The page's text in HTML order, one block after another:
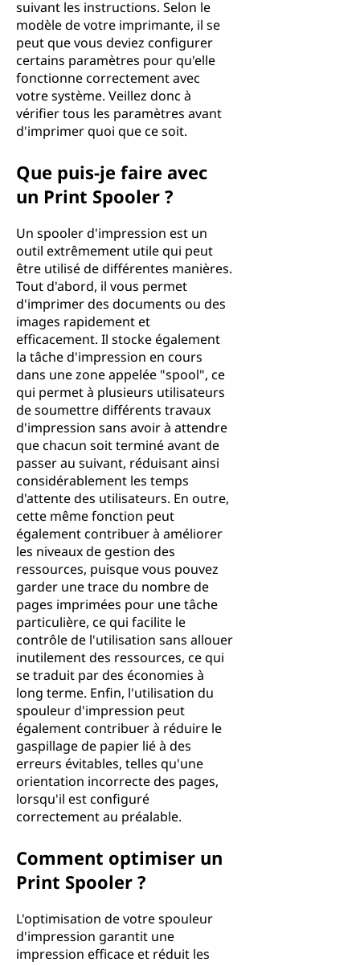
suivant les instructions. Selon le
modèle de votre imprimante, il se
peut que vous deviez configurer
certains paramètres pour qu'elle
fonctionne correctement avec
votre système. Veillez donc à
vérifier tous les paramètres avant
d'imprimer quoi que ce soit.
Que puis-je faire avec
un Print Spooler ?
Un spooler d'impression est un
outil extrêmement utile qui peut
être utilisé de différentes manières.
Tout d'abord, il vous permet
d'imprimer des documents ou des
images rapidement et
efficacement. Il stocke également
la tâche d'impression en cours
dans une zone appelée "spool", ce
qui permet à plusieurs utilisateurs
de soumettre différents travaux
d'impression sans avoir à attendre
que chacun soit terminé avant de
passer au suivant, réduisant ainsi
considérablement les temps
d'attente des utilisateurs. En outre,
cette même fonction peut
également contribuer à améliorer
les niveaux de gestion des
ressources, puisque vous pouvez
garder une trace du nombre de
pages imprimées pour une tâche
particulière, ce qui facilite le
contrôle de l'utilisation sans allouer
inutilement des ressources, ce qui
se traduit par des économies à
long terme. Enfin, l'utilisation du
spouleur d'impression peut
également contribuer à réduire le
gaspillage de papier lié à des
erreurs évitables, telles qu'une
orientation incorrecte des pages,
lorsqu'il est configuré
correctement au préalable.
Comment optimiser un
Print Spooler ?
L'optimisation de votre spouleur
d'impression garantit une
impression efficace et réduit les